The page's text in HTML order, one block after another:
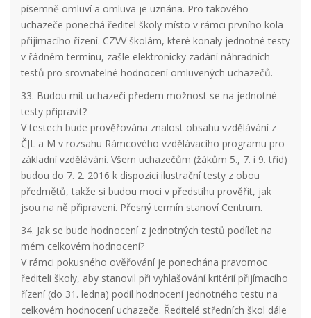
písemně omluví a omluva je uznána. Pro takového
uchazeče ponechá ředitel školy místo v rámci prvního kola
přijímacího řízení. CZVV školám, které konaly jednotné testy
v řádném termínu, zašle elektronicky zadání náhradních
testů pro srovnatelné hodnocení omluvených uchazečů.
33. Budou mít uchazeči předem možnost se na jednotné
testy připravit?
V testech bude prověřována znalost obsahu vzdělávání z
ČJL a M v rozsahu Rámcového vzdělávacího programu pro
základní vzdělávání. Všem uchazečům (žákům 5., 7. i 9. tříd)
budou do 7. 2. 2016 k dispozici ilustrační testy z obou
předmětů, takže si budou moci v předstihu prověřit, jak
jsou na ně připraveni. Přesný termín stanoví Centrum.
34. Jak se bude hodnocení z jednotných testů podílet na
mém celkovém hodnocení?
V rámci pokusného ověřování je ponechána pravomoc
řediteli školy, aby stanovil při vyhlašování kritérií přijímacího
řízení (do 31. ledna) podíl hodnocení jednotného testu na
celkovém hodnocení uchazeče. Ředitelé středních škol dále